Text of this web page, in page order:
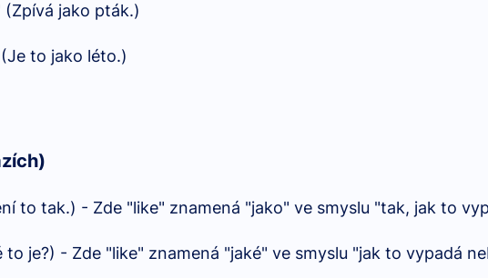
(Zpívá jako pták.)
to jako léto.)
to tak.) - Zde "like" znamená "jako" ve smyslu "tak, jak to
to je?) - Zde "like" znamená "jaké" ve smyslu "jak to vypadá